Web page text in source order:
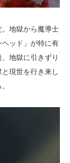
。地獄から魔導士
ヘッド」が特に有
地獄に引きずり
現世を行き来し